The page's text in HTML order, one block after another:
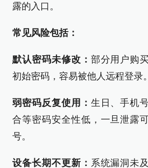
露的入口。
常见风险包括：
默认密码未修改： 部分用户购
初始密码，容易被他人远程登录。
弱密码反复使用： 生日、手机
合等密码安全性低，一旦泄露
号。
设备长期不更新： 系统漏洞未